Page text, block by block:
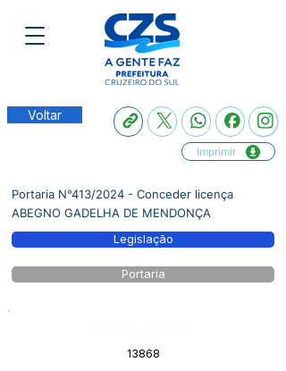
Voltar
Imprimir
Portaria N°413/2024 - Conceder licença
ABEGNO GADELHA DE MENDONÇA
Legislação
Portaria
13868